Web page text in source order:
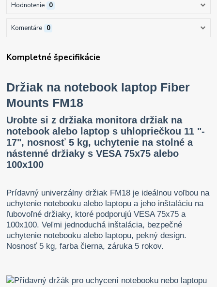
Hodnotenie 0
Komentáre 0
Kompletné špecifikácie
Držiak na notebook laptop Fiber
Mounts FM18
Urobte si z držiaka monitora držiak na
notebook alebo laptop s uhlopriečkou 11 "-
17", nosnosť 5 kg, uchytenie na stolné a
nástenné držiaky s VESA 75x75 alebo
100x100
Prídavný univerzálny držiak FM18 je ideálnou voľbou na
uchytenie notebooku alebo laptopu a jeho inštaláciu na
ľubovoľné držiaky, ktoré podporujú VESA 75x75 a
100x100. Veľmi jednoduchá inštalácia, bezpečné
uchytenie notebooku alebo laptopu, pekný design.
Nosnosť 5 kg, farba čierna, záruka 5 rokov.